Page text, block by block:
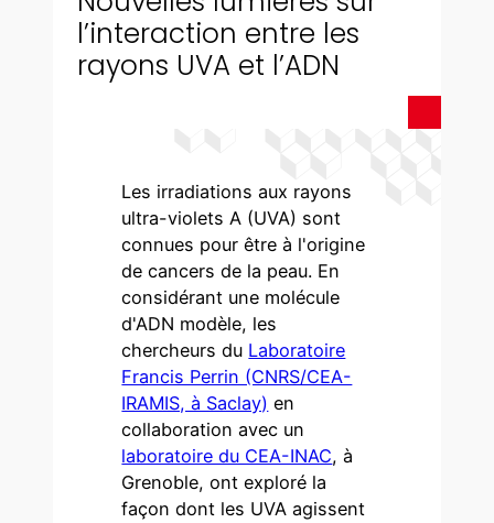
l’interaction entre les
rayons UVA et l’ADN
Les irradiations aux rayons
ultra-violets A (UVA) sont
connues pour être à l'origine
de cancers de la peau. En
considérant une molécule
d'ADN modèle, les
chercheurs du Laboratoire
Francis Perrin (CNRS/CEA-
IRAMIS, à Saclay) en
collaboration avec un
laboratoire du CEA-INAC, à
Grenoble, ont exploré la
façon dont les UVA agissent